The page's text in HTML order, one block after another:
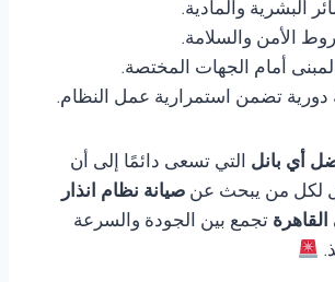
البشرية والمادية.
الأمن والسلامة.
أمام الجهات المختصة.
دورية تضمن استمرارية عمل النظام.
أي بانل التي تسعى دائمًا إلى أن
لكل من يبحث عن صيانة نظام انذار
تجمع بين الجودة والسرعة